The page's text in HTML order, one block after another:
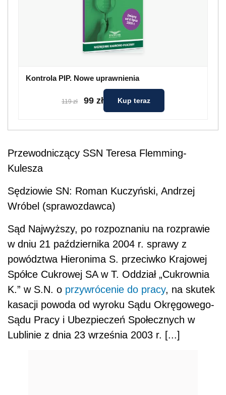
Kontrola PIP. Nowe uprawnienia
119 zł 99 zł Kup teraz
Przewodniczący SSN Teresa Flemming-
Kulesza
Sędziowie SN: Roman Kuczyński, Andrzej
Wróbel (sprawozdawca)
Sąd Najwyższy, po rozpoznaniu na rozprawie
w dniu 21 października 2004 r. sprawy z
powództwa Hieronima S. przeciwko Krajowej
Spółce Cukrowej SA w T. Oddział „Cukrownia
K.” w S.N. o przywrócenie do pracy, na skutek
kasacji powoda od wyroku Sądu Okręgowego-
Sądu Pracy i Ubezpieczeń Społecznych w
Lublinie z dnia 23 września 2003 r. [...]